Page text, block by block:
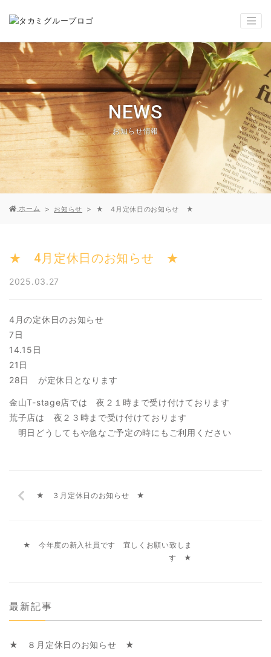
NEWS
お知らせ情報
ホーム お知らせ ★ 4月定休日のお知らせ ★
★ 4月定休日のお知らせ ★
2025.03.27
4月の定休日のお知らせ
7日
14.15日
21日
28日 が定休日となります
金山T-stage店では 夜２１時まで受け付けております
荒子店は 夜２３時まで受け付けております
明日どうしてもや急なご予定の時にもご利用ください
★ ３月定休日のお知らせ ★
★ 今年度の新入社員です 宜しくお願い致しま
す ★
最新記事
★ ８月定休日のお知らせ ★